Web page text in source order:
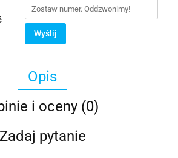
Wyślij
Opis
i oceny (0)
Zadaj pytanie